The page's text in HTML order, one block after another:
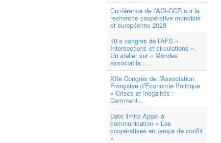
Conférence de l’ACI-CCR sur la
recherche coopérative mondiale
et européenne 2023
10 e congrès de l’AFS «
Intersections et circulations ».
Un atelier sur « Mondes
associatifs :...
XIIe Congrès de l’Association
Française d’Économie Politique
« Crises et inégalités :
Comment...
Date limite Appel à
communication « Les
coopératives en temps de conflit
»